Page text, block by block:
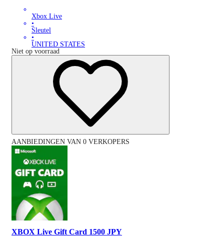
Xbox Live
•
Sleutel
•
UNITED STATES
Niet op voorraad
AANBIEDINGEN VAN 0 VERKOPERS
XBOX Live Gift Card 1500 JPY